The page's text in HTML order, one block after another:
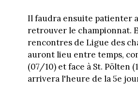
Il faudra ensuite patienter
retrouver le championnat.
rencontres de Ligue des
auront lieu entre temps,
(07/10) et face à St. Pölten
arrivera l'heure de la 5e